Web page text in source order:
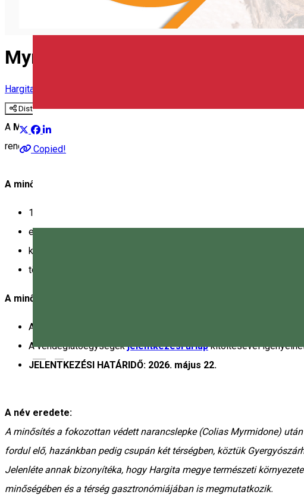
Myrmidone minősítés
Hargitai vezércikk
Distribuie
Copied!
A Myrmidone
(narancslepke) a helyi alapanyagokra és
rendszer.
A minősítést azok a vendéglátóegységek kaphatják meg, amelyek
100 km-es körzetből származó alapanyagokat használnak,
együttműködnek helyi termelőkkel,
kínálatukban megtalálhatóak a Hargita megyére jellemző ételek (
törekednek az ételpazarlás csökkentésére.
A minősítés megszerzése:
A vendéglátóhelynek eleget kell tennie a
A vendéglátóegységekjelentkezési űrlapkitöltésével
JELENTKEZÉSI HATÁRIDŐ: 2026. május 22.
A név eredete:
A minősítés a fokozottan védett narancslepke (Colias Myrmidone)
fordul elő, hazánkban pedig csupán két térségben, köztük
Jelenléte annak bizonyítéka, hogy Hargita megye természeti
minőségében és a térség gasztronómiájában is megmutatkozik.